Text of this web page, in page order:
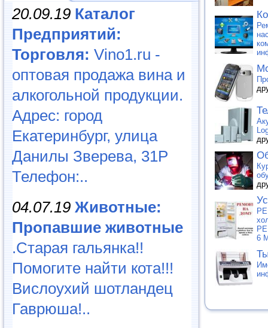
20.09.19 Каталог
Предприятий:
Торговля: Vino1.ru -
оптовая продажа вина и
алкогольной продукции.
Адрес: город
Екатеринбург, улица
Данилы Зверева, 31Р
Телефон:..
04.07.19 Животные:
Пропавшие животные
.Старая гальянка!!
Помогите найти кота!!!
Вислоухий шотландец
Гаврюша!..
6